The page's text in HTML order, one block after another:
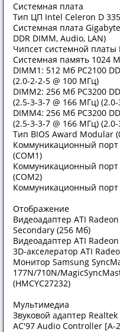
Системная плата
Тип ЦП Intel Celeron D
Системная плата Gigabyte
DDR DIMM, Audio, LAN)
Чипсет системной платы
Системная память 1024
DIMM1: 512 Мб PC2100
(2.0-2-2-5 @ 100 МГц)
DIMM2: 256 Мб PC3200
(2.5-3-3-7 @ 166 МГц)
DIMM4: 256 Мб PC3200
(2.5-3-3-7 @ 166 МГц)
Тип BIOS Award Modular
Коммуникационный
(COM1)
Коммуникационный
(COM2)
Коммуникационный порт
Отображение
Видеоадаптер ATI
Secondary (256 Мб)
Видеоадаптер ATI
3D-акселератор ATI
Монитор Samsung
177N/710N/
(HMCYC27232)
Мультимедиа
Звуковой адаптер
AC'97 Audio Controller [A-